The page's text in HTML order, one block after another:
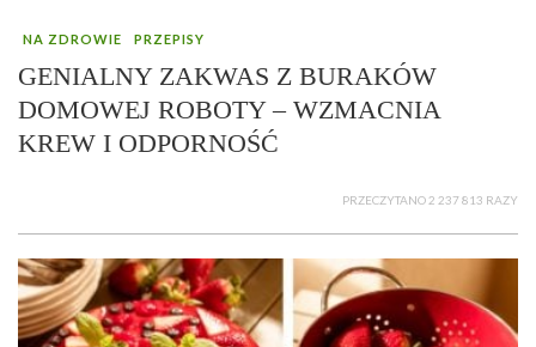
NA ZDROWIE PRZEPISY
GENIALNY ZAKWAS Z BURAKÓW
DOMOWEJ ROBOTY – WZMACNIA
KREW I ODPORNOŚĆ
PRZECZYTANO 2 237 813 RAZY